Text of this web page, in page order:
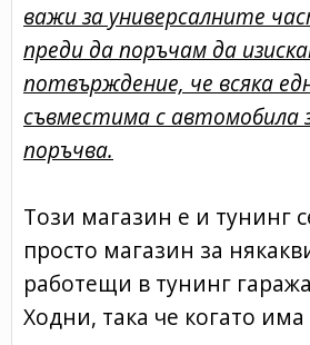
важи за универсалните
преди да поръчам да
потвърждение, че всяка
съвместима с автомобила
поръчва.
Този магазин е и тунинг
просто магазин за
работещи в тунинг
Ходни, така че когато